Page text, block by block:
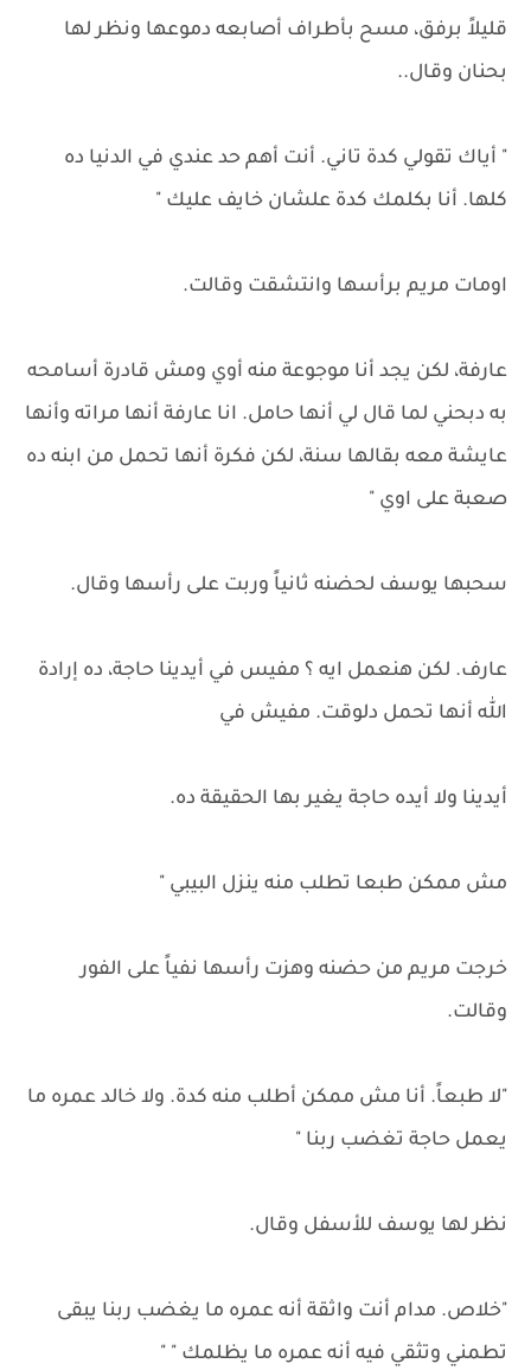
قليلاً برفق، مسح بأطراف أصابعه دموعها ونظر لها
بحنان وقال..
" أياك تقولي كدة تاني. أنت أهم حد عندي في الدنيا ده
كلها. أنا بكلمك كدة علشان خايف عليك "
اومات مريم برأسها وانتشقت وقالت.
عارفة، لكن يجد أنا موجوعة منه أوي ومش قادرة أسامحه
به دبحني لما قال لي أنها حامل. انا عارفة أنها مراته وأنها
عايشة معه بقالها سنة، لكن فكرة أنها تحمل من ابنه ده
صعبة على اوي "
سحبها يوسف لحضنه ثانياً وربت على رأسها وقال.
عارف. لكن هنعمل ايه ؟ مفيس في أيدينا حاجة، ده إرادة
الله أنها تحمل دلوقت. مفيش في
أيدينا ولا أيده حاجة يغير بها الحقيقة ده.
مش ممكن طبعا تطلب منه ينزل البيبي "
خرجت مريم من حضنه وهزت رأسها نفياً على الفور
وقالت.
"لا طبعاً. أنا مش ممكن أطلب منه كدة. ولا خالد عمره ما
يعمل حاجة تغضب ربنا "
نظر لها يوسف للأسفل وقال.
"خلاص. مدام أنت واثقة أنه عمره ما يغضب ربنا يبقى
تطمني وتثقي فيه أنه عمره ما يظلمك " "